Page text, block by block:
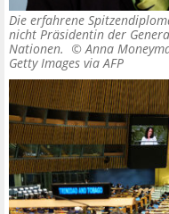
Die erfahrene
nicht Präsidentin der
Nationen. ©Anna
Getty Images via AFP